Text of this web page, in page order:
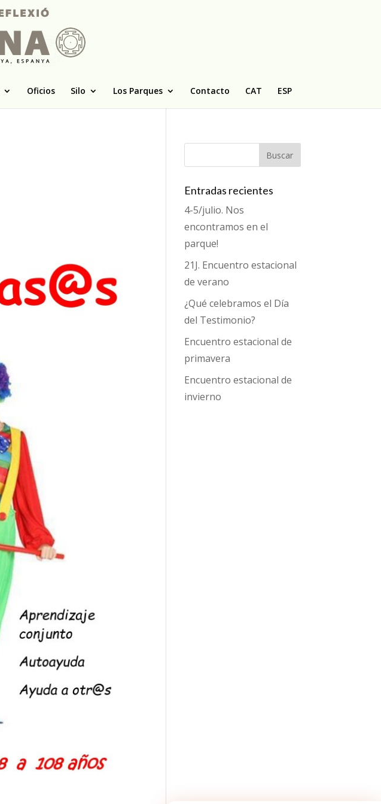
Oficios Silo Los Parques Contacto CAT ESP
Entradas recientes
4-5/julio. Nos
encontramos en el
parque!
21J. Encuentro estacional
de verano
¿Qué celebramos el Día
del Testimonio?
Encuentro estacional de
primavera
Encuentro estacional de
invierno